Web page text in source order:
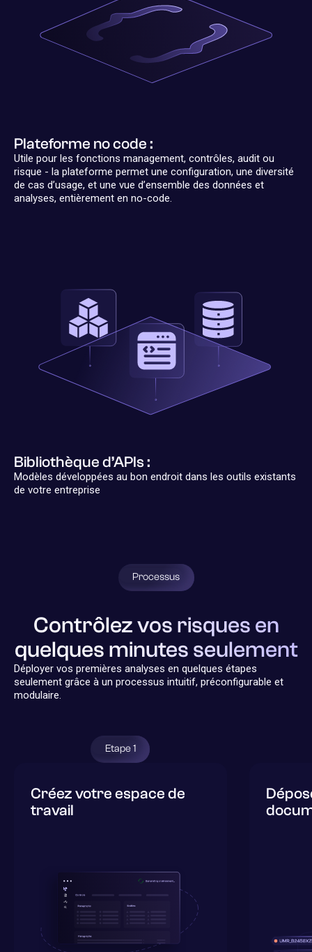
Plateforme no code :
Utile pour les fonctions management, contrôles, audit ou
risque - la plateforme permet une configuration, une diversité
de cas d’usage, et une vue d’ensemble des données et
analyses, entièrement en no-code.
Bibliothèque d’APIs :
Modèles développées au bon endroit dans les outils existants
de votre entreprise
Processus
Contrôlez vos risques en
quelques minutes seulement
Déployer vos premières analyses en quelques étapes
seulement grâce à un processus intuitif, préconfigurable et
modulaire.
Etape 1
Créez votre espace de
travail